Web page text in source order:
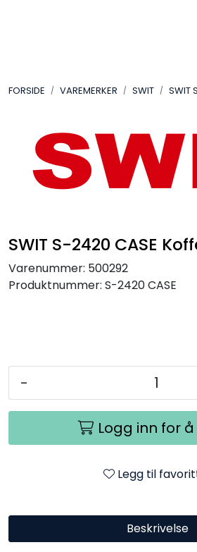
FORSIDE VAREMERKER SWIT SWIT
SWIT S-2420 CASE
Varenummer: 500292
Produktnummer: S-2420 CASE
-
Logg inn for
Legg til
Beskrivelse
LYD
TILBEHØR
AKTUELT
BRUKT